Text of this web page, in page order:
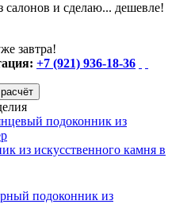
и сделаю... дешевле!
завтра!
+7 (921) 936-18-36
из искусственного камня в